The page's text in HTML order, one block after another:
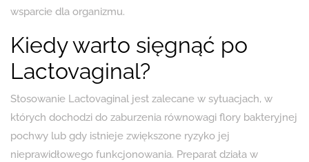
wsparcie dla organizmu.
Kiedy warto sięgnąć po
Lactovaginal?
Stosowanie Lactovaginal jest zalecane w sytuacjach, w
których dochodzi do zaburzenia równowagi flory bakteryjnej
pochwy lub gdy istnieje zwiększone ryzyko jej
nieprawidłowego funkcjonowania. Preparat działa w